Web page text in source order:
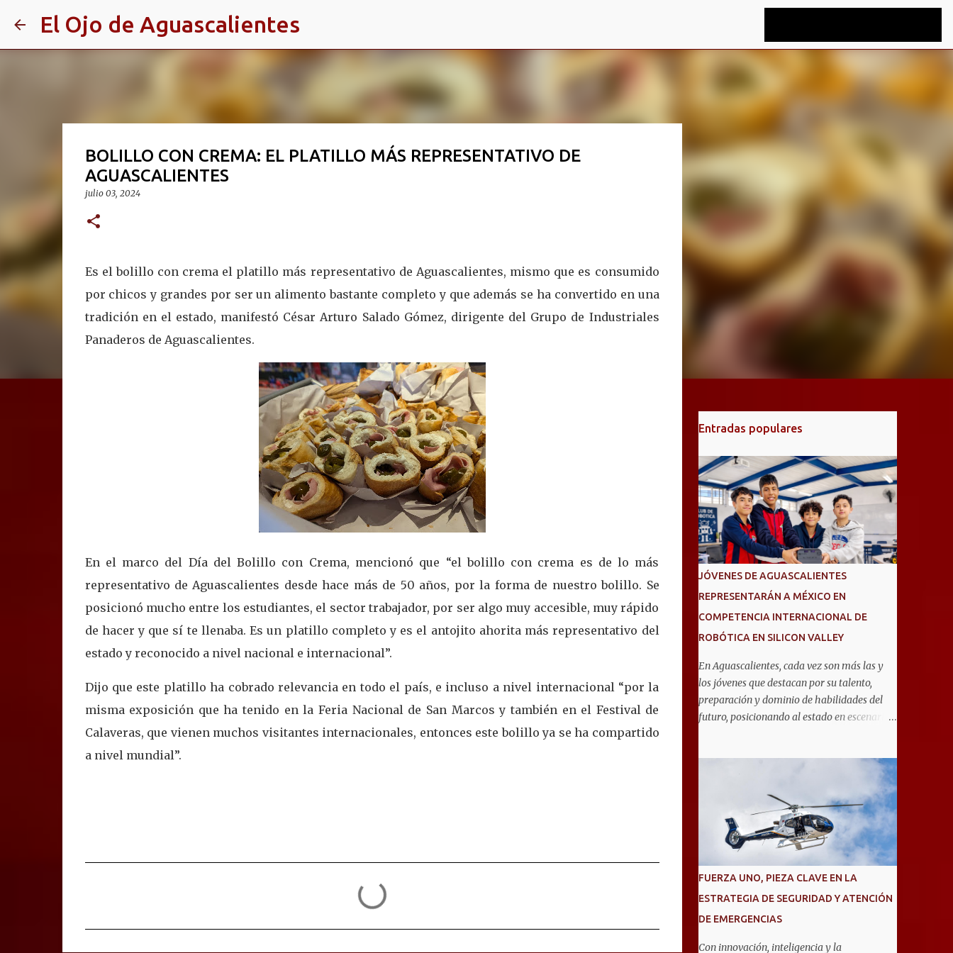
El Ojo de Aguascalientes
BOLILLO CON CREMA: EL PLATILLO MÁS REPRESENTATIVO DE
AGUASCALIENTES
julio 03, 2024
Es el bolillo con crema el platillo más representativo de Aguascalientes, mismo que es consumido
por chicos y grandes por ser un alimento bastante completo y que además se ha convertido en una
tradición en el estado, manifestó César Arturo Salado Gómez, dirigente del Grupo de Industriales
Panaderos de Aguascalientes.
En el marco del Día del Bolillo con Crema, mencionó que “el bolillo con crema es de lo más
representativo de Aguascalientes desde hace más de 50 años, por la forma de nuestro bolillo. Se
posicionó mucho entre los estudiantes, el sector trabajador, por ser algo muy accesible, muy rápido
de hacer y que sí te llenaba. Es un platillo completo y es el antojito ahorita más representativo del
estado y reconocido a nivel nacional e internacional”.
Dijo que este platillo ha cobrado relevancia en todo el país, e incluso a nivel internacional “por la
misma exposición que ha tenido en la Feria Nacional de San Marcos y también en el Festival de
Calaveras, que vienen muchos visitantes internacionales, entonces este bolillo ya se ha compartido
a nivel mundial”.
Entradas populares
JÓVENES DE AGUASCALIENTES
REPRESENTARÁN A MÉXICO EN
COMPETENCIA INTERNACIONAL DE
ROBÓTICA EN SILICON VALLEY
En Aguascalientes, cada vez son más las y
los jóvenes que destacan por su talento,
preparación y dominio de habilidades del
futuro, posicionando al estado en escenarios
General No. 6, que clasificó a la competencia
internacional RoboRAVE 2026, a realizarse
en julio en Silicon Valley, California, donde
competirán con jóvenes de todo el mundo. Su
pase lo obtuvieron en RoboRAVE México
2025, en Puerto Vallarta, tras destacar por su
precisión, creatividad y habilidades en
programación, diseño de prototipos y
trabajo en equipo. Divididos en cinco
equipos, participarán en la categoría Fast
FUERZA UNO, PIEZA CLAVE EN LA
ESTRATEGIA DE SEGURIDAD Y ATENCIÓN
DE EMERGENCIAS
Con innovación, inteligencia y la